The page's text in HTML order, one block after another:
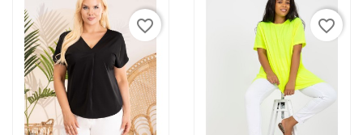
favorite_border favorite_border